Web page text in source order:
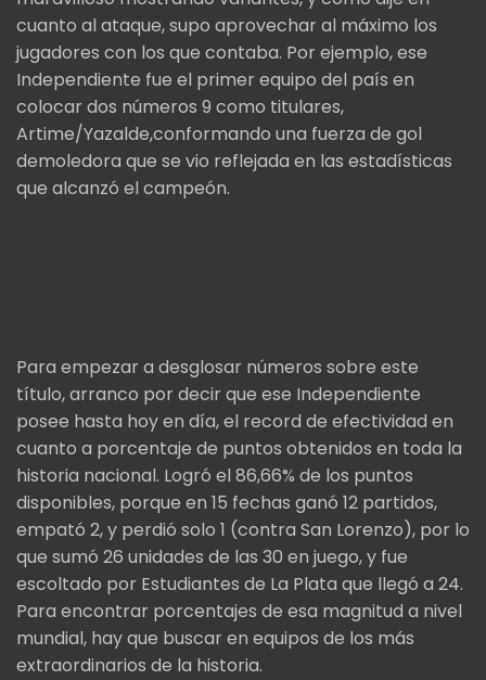
cuanto al ataque, supo aprovechar al máximo los
jugadores con los que contaba. Por ejemplo, ese
Independiente fue el primer equipo del país en
colocar dos números 9 como titulares,
Artime/Yazalde,conformando una fuerza de gol
demoledora que se vio reflejada en las estadísticas
que alcanzó el campeón.
Para empezar a desglosar números sobre este
título, arranco por decir que ese Independiente
posee hasta hoy en día, el record de efectividad en
cuanto a porcentaje de puntos obtenidos en toda la
historia nacional. Logró el 86,66% de los puntos
disponibles, porque en 15 fechas ganó 12 partidos,
empató 2, y perdió solo 1 (contra San Lorenzo), por lo
que sumó 26 unidades de las 30 en juego, y fue
escoltado por Estudiantes de La Plata que llegó a 24.
Para encontrar porcentajes de esa magnitud a nivel
mundial, hay que buscar en equipos de los más
extraordinarios de la historia.